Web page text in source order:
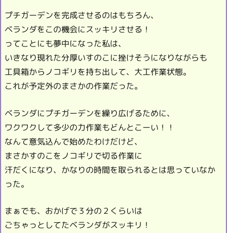
プチガーデンを完成させるのはもちろん、
ベランダをこの機会にスッキリさせる！
ってことにも夢中になった私は、
いきなり現れた分厚いすのこに挫けそうになりながらも
工具箱からノコギリを持ち出して、大工作業状態。
これが予定外のまさかの作業だった。
ベランダにプチガーデンを繰り広げるために、
ワクワクして多少の力作業もどんとこーい！！
なんて意気込んで始めたわけだけど、
まさかすのこをノコギリで切る作業に
汗だくになり、かなりの時間を取られるとは思っていなか
った。
まぁでも、おかげで３分の２くらいは
ごちゃっとしてたベランダがスッキリ！